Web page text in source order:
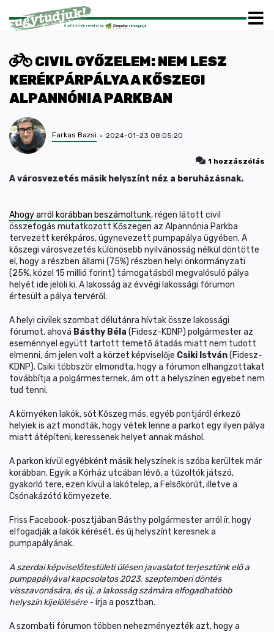
CIVIL GYŐZELEM: NEM LESZ
KERÉKPÁRPÁLYA A KŐSZEGI
ALPANNÓNIA PARKBAN
Farkas Bazsi 2024-01-23 08:05:20
1 hozzászólás
A városvezetés másik helyszínt néz a beruházásnak.
Ahogy arról korábban beszámoltunk, régen látott civil
összefogás mutatkozott Kőszegen az Alpannónia Parkba
tervezett kerékpáros, úgynevezett pumpapálya ügyében. A
kőszegi városvezetés különösebb nyilvánosság nélkül döntötte
el, hogy a részben állami (75%) részben helyi önkormányzati
(25%, közel 15 millió forint) támogatásból megvalósuló pálya
helyét ide jelöli ki. A lakosság az évvégi lakossági fórumon
értesült a pálya tervéről.
A helyi civilek szombat délutánra hívtak össze lakossági
fórumot, ahová Básthy Béla (Fidesz-KDNP) polgármester az
eseménnyel együtt tartott temető átadás miatt nem tudott
elmenni, ám jelen volt a körzet képviselője Csiki István(Fidesz-
KDNP). Csiki többször elmondta, hogy a fórumon elhangzottakat
továbbítja a polgármesternek, ám ott a helyszínen egyebet nem
tud tenni.
A környéken lakók, sőt Kőszeg más, egyéb pontjáról érkező
helyiek is azt mondták, hogy vétek lenne a parkot egy ilyen pálya
miatt átépíteni, keressenek helyet annak máshol.
A parkon kívül egyébként másik helyszínek is szóba kerültek már
korábban. Egyik a Kórház utcában lévő, a tűzoltók játszó,
gyakorló tere, ezen kívül a lakótelep, a Felsőkörút, illetve a
Csónakázótó környezete.
Friss Facebook-posztjában Básthy polgármester arról ír, hogy
elfogadják a lakók kérését, és új helyszínt keresnek a
pumpapályának.
A szerdai képviselőtestületi ülésen javaslatot terjesztünk elő a
pumpapályával kapcsolatos 2023. szeptemberi döntés
visszavonására, és új, a lakosság számára elfogadhatóbb
helyszín kijelölésére- írja a posztban.
A szombati fórumon többen nehezményezték azt, hogy a